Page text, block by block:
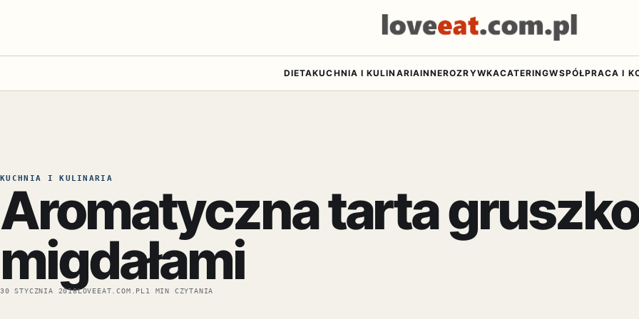
DIETAKUCHNIA I KULINARIAINNEROZRYWKACATERINGWSPÓŁPRACA I
KUCHNIA I KULINARIA
Aromatyczna tarta
migdałami
30 STYCZNIA 2018LOVEEAT.COM.PL 1 MIN CZYTANIA